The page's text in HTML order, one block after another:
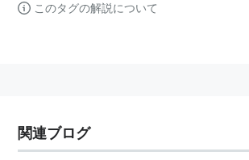
このタグの解説について
関連ブログ